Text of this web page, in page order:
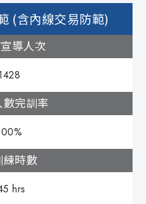
(含內線交易防範)
導人次
完訓率
練時數
hrs